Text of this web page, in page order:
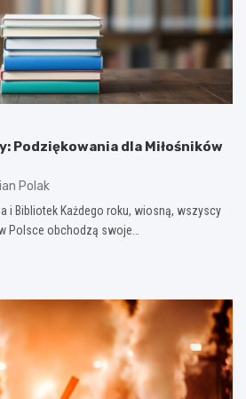
Podziękowania dla Miłośników
Polak
i Bibliotek Każdego roku, wiosną, wszyscy
Polsce obchodzą swoje…